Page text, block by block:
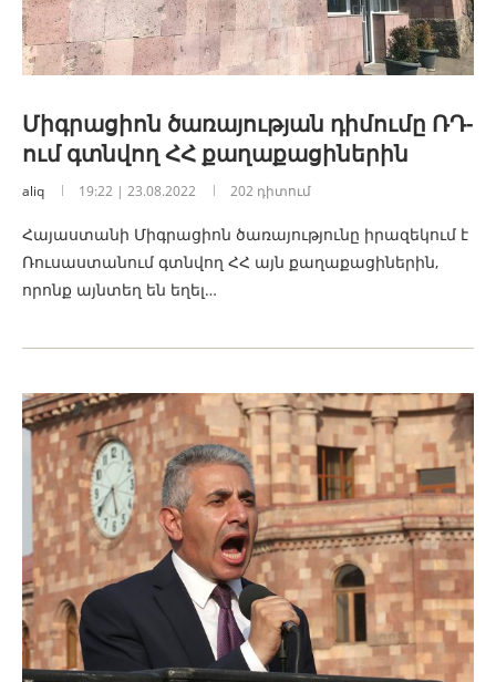
Միգրացիոն ծառայության դիմումը ՌԴ-
ում գտնվող ՀՀ քաղաքացիներին
aliq 19:22 | 23.08.2022 202 դիտում
Հայաստանի Միգրացիոն ծառայությունը իրազեկում է
Ռուսաստանում գտնվող ՀՀ այն քաղաքացիներին,
որոնք այնտեղ են եղել…